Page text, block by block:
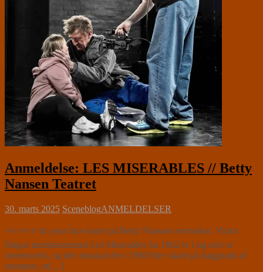
Anmeldelse: LES MISERABLES // Betty
Nansen Teatret
30. marts 2025 SceneblogANMELDELSER
⭐⭐⭐⭐⭐ In your face teater på Betty Nansen overrasker. Victor
Hugos murstensroman Les Miserables fra 1862 er i sig selv et
mesterværk, og den musical der i 1980 blev skabt på baggrund af
romanen, er[…]